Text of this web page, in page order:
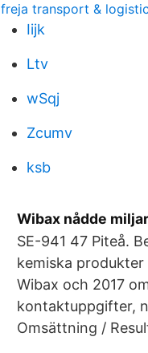
freja transport &
Iijk
Ltv
wSqj
Zcumv
ksb
Wibax nådde
SE-941 47 Piteå.
kemiska
Wibax och 2017
kontaktuppgifter,
Omsättning /